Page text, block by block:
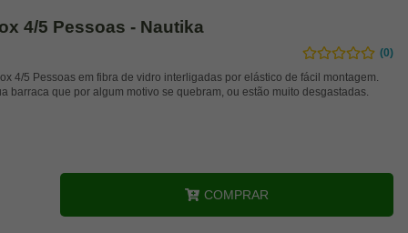
4/5 Pessoas - Nautika
(0)
4/5 Pessoas em fibra de vidro interligadas por elástico de fácil montagem.
barraca que por algum motivo se quebram, ou estão muito desgastadas.
COMPRAR